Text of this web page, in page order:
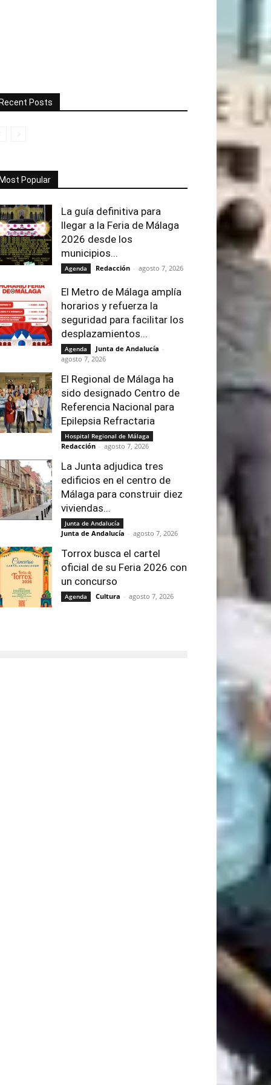
Posts
Popular
La guía definitiva para
llegar a la Feria de Málaga
2026 desde los
municipios...
Agenda Redacción - agosto 7, 2026
El Metro de Málaga amplía
horarios y refuerza la
seguridad para facilitar los
desplazamientos...
Agenda Junta de Andalucía -
agosto 7, 2026
El Regional de Málaga ha
sido designado Centro de
Referencia Nacional para
Epilepsia Refractaria
Hospital Regional de Málaga
Redacción - agosto 7, 2026
La Junta adjudica tres
edificios en el centro de
Málaga para construir diez
viviendas...
Junta de Andalucía
Junta de Andalucía - agosto 7, 2026
Torrox busca el cartel
oficial de su Feria 2026 con
un concurso
Agenda Cultura - agosto 7, 2026